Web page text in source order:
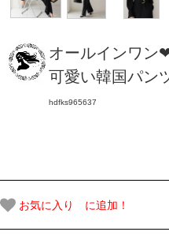
オールインワン
可愛い韓国パン
hdfks965637
お気に入り に追加！